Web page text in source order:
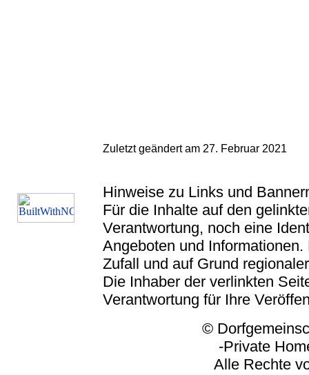
Zuletzt geändert am 27. Februar 2021
Hinweise zu Links und
Für die Inhalte auf den
Verantwortung, noch eine
Angeboten und
Zufall und auf Grund
Die Inhaber der verlinkten
Verantwortung für Ihre
© Dorfgemeinschaft
-Private
Alle Rechte